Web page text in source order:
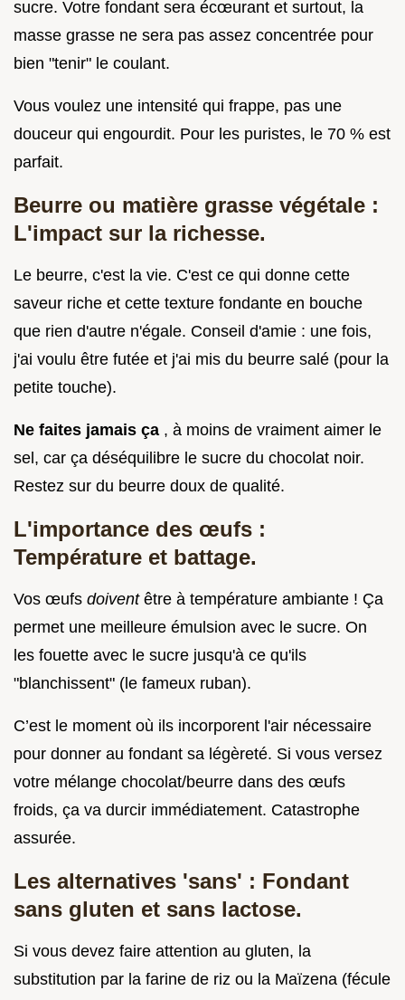
sucre. Votre fondant sera écœurant et surtout, la
masse grasse ne sera pas assez concentrée pour
bien "tenir" le coulant.
Vous voulez une intensité qui frappe, pas une
douceur qui engourdit. Pour les puristes, le 70 % est
parfait.
Beurre ou matière grasse végétale :
L'impact sur la richesse.
Le beurre, c'est la vie. C'est ce qui donne cette
saveur riche et cette texture fondante en bouche
que rien d'autre n'égale. Conseil d'amie : une fois,
j'ai voulu être futée et j'ai mis du beurre salé (pour la
petite touche).
Ne faites jamais ça , à moins de vraiment aimer le
sel, car ça déséquilibre le sucre du chocolat noir.
Restez sur du beurre doux de qualité.
L'importance des œufs :
Température et battage.
Vos œufs doivent être à température ambiante ! Ça
permet une meilleure émulsion avec le sucre. On
les fouette avec le sucre jusqu'à ce qu'ils
"blanchissent" (le fameux ruban).
C’est le moment où ils incorporent l'air nécessaire
pour donner au fondant sa légèreté. Si vous versez
votre mélange chocolat/beurre dans des œufs
froids, ça va durcir immédiatement. Catastrophe
assurée.
Les alternatives 'sans' : Fondant
sans gluten et sans lactose.
Si vous devez faire attention au gluten, la
substitution par la farine de riz ou la Maïzena (fécule